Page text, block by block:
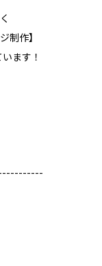
制作】
ます！